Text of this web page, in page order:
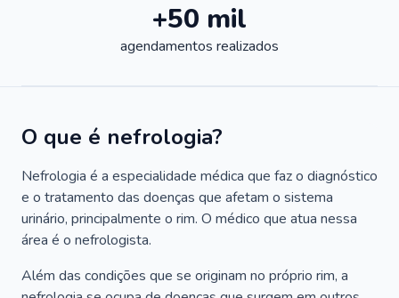
+50 mil
agendamentos realizados
O que é nefrologia?
Nefrologia é a especialidade médica que faz o diagnóstico
e o tratamento das doenças que afetam o sistema
urinário, principalmente o rim. O médico que atua nessa
área é o nefrologista.
Além das condições que se originam no próprio rim, a